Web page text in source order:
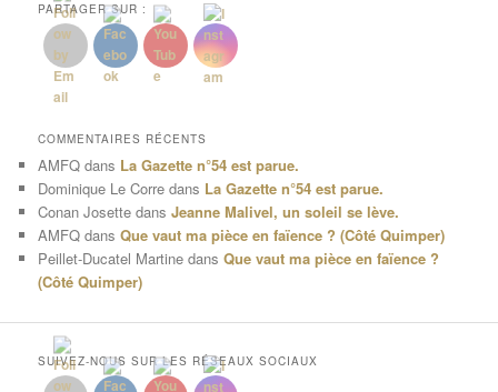
PARTAGER SUR :
COMMENTAIRES RÉCENTS
AMFQ dans La Gazette n°54 est parue.
Dominique Le Corre dans La Gazette n°54 est parue.
Conan Josette dansJeanne Malivel, un soleil se lève.
AMFQ dansQue vaut ma pièce en faïence ? (Côté Quimper)
Peillet-Ducatel Martine dansQue vaut ma pièce en faïence ?
(Côté Quimper)
SUIVEZ-NOUS SUR LES RÉSEAUX SOCIAUX